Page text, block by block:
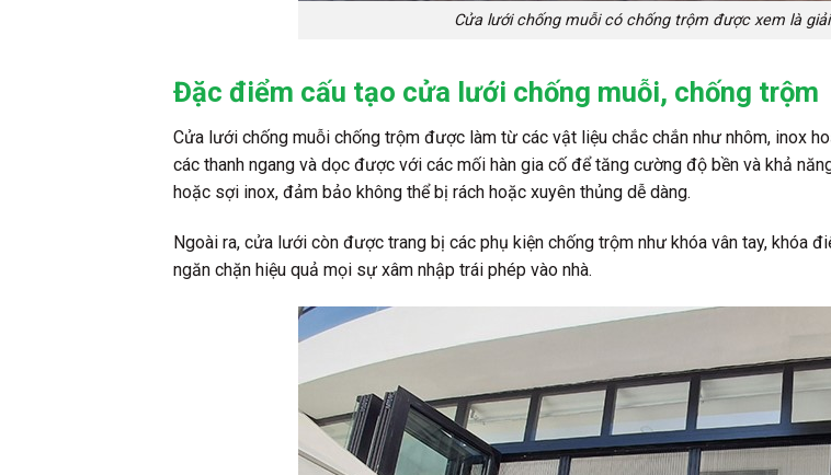
Cửa lưới chống muỗi có chống trộm được xem là
Đặc điểm cấu tạo cửa lưới chống muỗi, chống trộm
Cửa lưới chống muỗi chống trộm được làm từ các vật liệu chắc chắn như nhôm, inox
các thanh ngang và dọc được với các mối hàn gia cố để tăng cường độ bền và khả
hoặc sợi inox, đảm bảo không thể bị rách hoặc xuyên thủng dễ dàng.
Ngoài ra, cửa lưới còn được trang bị các phụ kiện chống trộm như khóa vân tay, khóa
ngăn chặn hiệu quả mọi sự xâm nhập trái phép vào nhà.